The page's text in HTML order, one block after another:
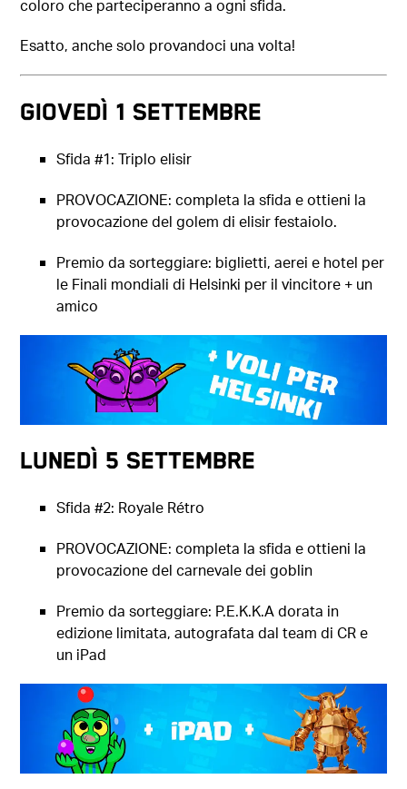
coloro che parteciperanno a ogni sfida.
Esatto, anche solo provandoci una volta!
Giovedì 1 settembre
Sfida #1: Triplo elisir
PROVOCAZIONE: completa la sfida e ottieni la
provocazione del golem di elisir festaiolo.
Premio da sorteggiare: biglietti, aerei e hotel per
le Finali mondiali di Helsinki per il vincitore + un
amico
Lunedì 5 settembre
Sfida #2: Royale Rétro
PROVOCAZIONE: completa la sfida e ottieni la
provocazione del carnevale dei goblin
Premio da sorteggiare: P.E.K.K.A dorata in
edizione limitata, autografata dal team di CR e
un iPad